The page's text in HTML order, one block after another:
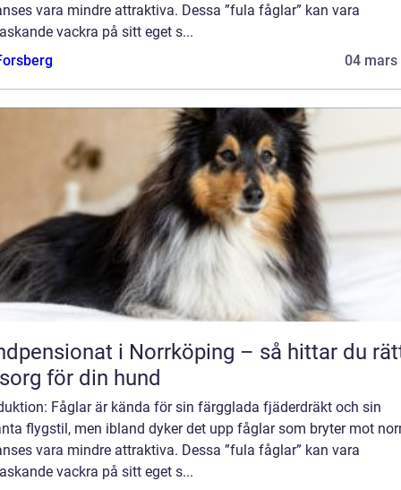
vara mindre attraktiva. Dessa ”fula fåglar” kan vara
vackra på sitt eget s...
04 mars
i Norrköping – så hittar du
för din hund
Fåglar är kända för sin färgglada fjäderdräkt och sin
flygstil, men ibland dyker det upp fåglar som bryter mot
vara mindre attraktiva. Dessa ”fula fåglar” kan vara
vackra på sitt eget s...